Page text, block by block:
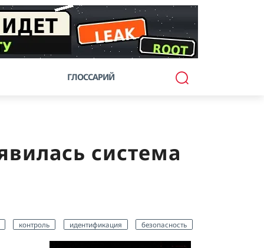
ГЛОССАРИЙ
система
контроль идентификация безопасность